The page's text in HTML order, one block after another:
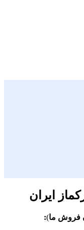
ایران
فروش ما)
: